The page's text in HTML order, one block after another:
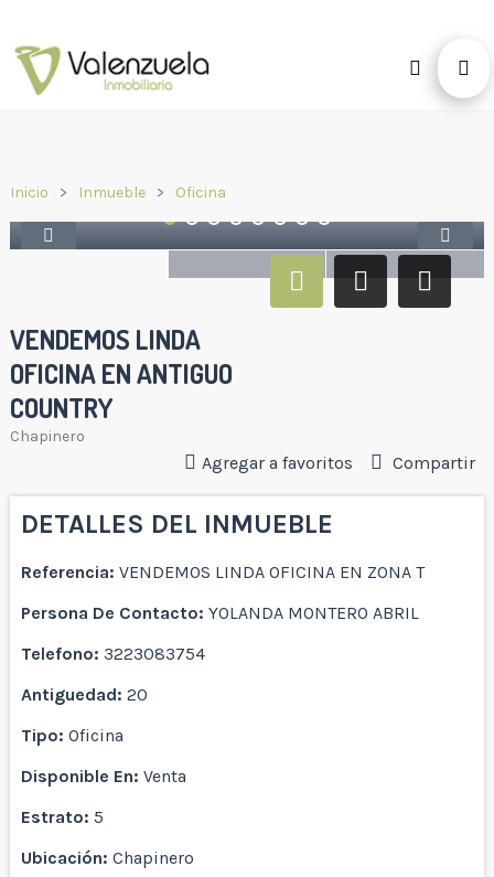
Inicio Inmueble Oficina
VENDEMOS LINDA
OFICINA EN ANTIGUO
COUNTRY
Chapinero
Compartir
Agregar a favoritos
DETALLES DEL INMUEBLE
Referencia: VENDEMOS LINDA OFICINA EN ZONA T
Persona De Contacto: YOLANDA MONTERO ABRIL
Telefono: 3223083754
Antiguedad: 20
Tipo: Oficina
Disponible En: Venta
Estrato: 5
Ubicación: Chapinero